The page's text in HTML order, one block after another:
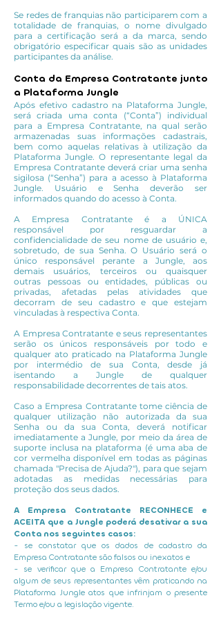
Se redes de franquias não participarem com a
totalidade de franquias, o nome divulgado
para a certificação será a da marca, sendo
obrigatório especificar quais são as unidades
participantes da análise.
Conta da Empresa Contratante junto
a Plataforma Jungle
Após efetivo cadastro na Plataforma Jungle,
será criada uma conta (“Conta”) individual
para a Empresa Contratante, na qual serão
armazenadas suas informações cadastrais,
bem como aquelas relativas à utilização da
Plataforma Jungle. O representante legal da
Empresa Contratante deverá criar uma senha
sigilosa (“Senha”) para a acesso à Plataforma
Jungle. Usuário e Senha deverão ser
informados quando do acesso à Conta.
A Empresa Contratante é a ÚNICA
responsável por resguardar a
confidencialidade de seu nome de usuário e,
sobretudo, de sua Senha. O Usuário será o
único responsável perante a Jungle, aos
demais usuários, terceiros ou quaisquer
outras pessoas ou entidades, públicas ou
privadas, afetadas pelas atividades que
decorram de seu cadastro e que estejam
vinculadas à respectiva Conta.
A Empresa Contratante e seus representantes
serão os únicos responsáveis por todo e
qualquer ato praticado na Plataforma Jungle
por intermédio de sua Conta, desde já
isentando a Jungle de qualquer
responsabilidade decorrentes de tais atos.
Caso a Empresa Contratante tome ciência de
qualquer utilização não autorizada da sua
Senha ou da sua Conta, deverá notificar
imediatamente a Jungle, por meio da área de
suporte inclusa na plataforma (é uma aba de
cor vermelha disponível em todas as páginas
chamada "Precisa de Ajuda?"), para que sejam
adotadas as medidas necessárias para
proteção dos seus dados.
A Empresa Contratante RECONHECE e
ACEITA que a Jungle poderá desativar a sua
Conta nos seguintes casos:
- se constatar que os dados de cadastro da
Empresa Contratante são falsos ou inexatos e
- se verificar que a Empresa Contratante e/ou
algum de seus representantes vêm praticando na
Plataforma Jungle atos que infrinjam o presente
Termo e/ou a legislação vigente.